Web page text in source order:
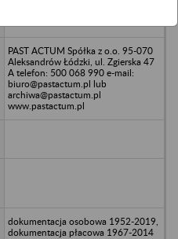
PAST ACTUM Spółka z o.o. 95-070
Aleksandrów Łódzki, ul. Zgierska 47
A telefon: 500 068 990 e-mail:
biuro@pastactum.pl lub
archiwa@pastactum.pl
www.pastactum.pl
dokumentacja osobowa 1952-2019,
dokumentacja płacowa 1967-2014